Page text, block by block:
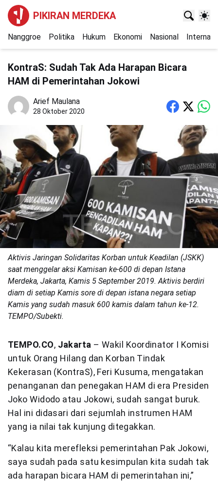
PIKIRAN MERDEKA
Nanggroe Politika Hukum Ekonomi Nasional
KontraS: Sudah Tak Ada Harapan Bicara
HAM di Pemerintahan Jokowi
Arief Maulana
28 Oktober 2020
Aktivis Jaringan Solidaritas Korban untuk Keadilan (JSKK)
saat menggelar aksi Kamisan ke-600 di depan Istana
Merdeka, Jakarta, Kamis 5 September 2019. Aktivis berdiri
diam di setiap Kamis sore di depan istana negara setiap
Kamis yang sudah masuk 600 kamis dalam tahun ke-12.
TEMPO/Subekti.
TEMPO.CO, Jakarta – Wakil Koordinator I Komisi
untuk Orang Hilang dan Korban Tindak
Kekerasan (KontraS), Feri Kusuma, mengatakan
penanganan dan penegakan HAM di era Presiden
Joko Widodo atau Jokowi, sudah sangat buruk.
Hal ini didasari dari sejumlah instrumen HAM
yang ia nilai tak kunjung ditegakkan.
“Kalau kita merefleksi pemerintahan Pak Jokowi,
saya sudah pada satu kesimpulan kita sudah tak
ada harapan bicara HAM di pemerintahan ini,”